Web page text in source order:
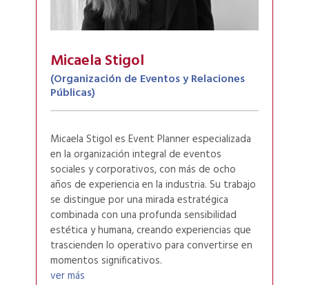
Micaela Stigol
(Organización de Eventos y Relaciones
Públicas)
Micaela Stigol es Event Planner especializada
en la organización integral de eventos
sociales y corporativos, con más de ocho
años de experiencia en la industria. Su trabajo
se distingue por una mirada estratégica
combinada con una profunda sensibilidad
estética y humana, creando experiencias que
trascienden lo operativo para convertirse en
momentos significativos.
ver más